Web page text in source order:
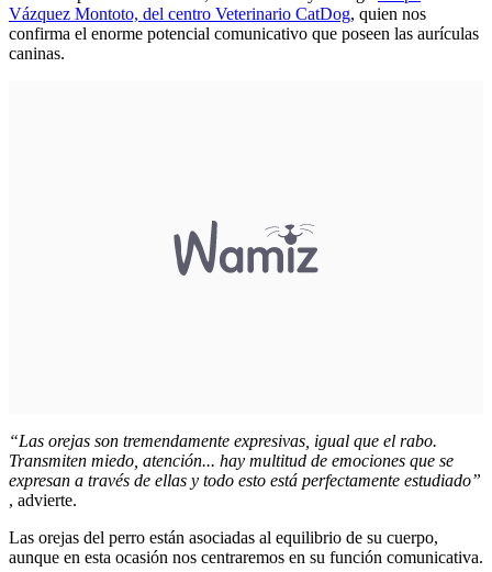
Vázquez Montoto, del centro Veterinario CatDog, quien nos
confirma el enorme potencial comunicativo que poseen las aurículas
caninas.
“Las orejas son tremendamente expresivas, igual que el rabo.
Transmiten miedo, atención... hay multitud de emociones que se
expresan a través de ellas y todo esto está perfectamente estudiado”
, advierte.
Las orejas del perro están asociadas al equilibrio de su cuerpo,
aunque en esta ocasión nos centraremos en su función comunicativa.